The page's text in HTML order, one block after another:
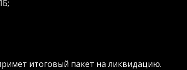
итоговый пакет на ликвидацию.